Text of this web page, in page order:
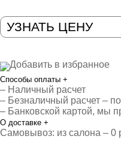
УЗНАТЬ ЦЕНУ
Добавить в избранное
Способы оплаты +
– Наличный расчет
– Безналичный расчет –
– Банковской картой, мы
О доставке +
Самовывоз: из салона – 0